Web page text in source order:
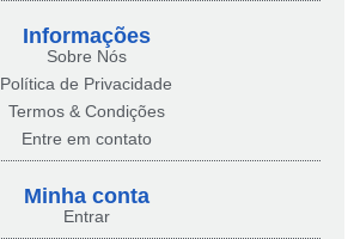
Informações
Sobre Nós
Política de Privacidade
Termos & Condições
Entre em contato
Minha conta​
Entrar